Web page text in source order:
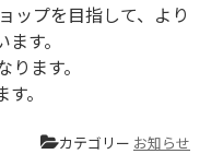
ップを目指して、より
す。
ます。
。
カテゴリー お知らせ